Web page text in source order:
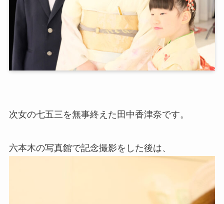
次女の七五三を無事終えた田中香津奈です。
六本木の写真館で記念撮影をした後は、